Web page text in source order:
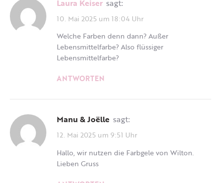
Laura Keiser sagt:
10. Mai 2025 um 18:04 Uhr
Welche Farben denn dann? Außer
Lebensmittelfarbe? Also flüssiger
Lebensmittelfarbe?
ANTWORTEN
Manu & Joëlle sagt:
12. Mai 2025 um 9:51 Uhr
Hallo, wir nutzen die Farbgele von Wilton.
Lieben Gruss